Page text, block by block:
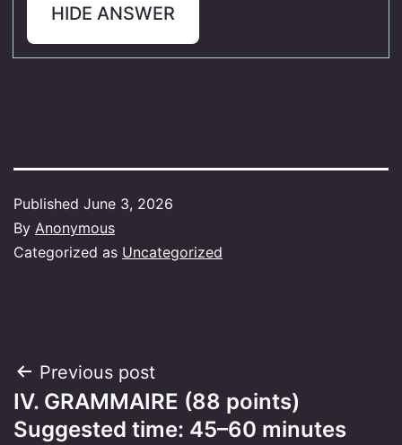
HIDE ANSWER
Published June 3, 2026
By Anonymous
Categorized as Uncategorized
Post
navigation
Previous post
IV. GRAMMAIRE (88 points)
Suggested time: 45–60 minutes